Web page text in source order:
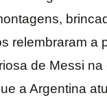
relembraram a
de Messi na
a Argentina